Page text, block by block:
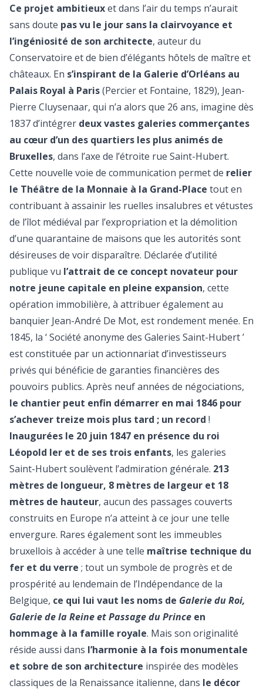
Ce projet ambitieuxet dans l’air du temps n’aurait
sans doute pas vu le jour sans la clairvoyance et
l’ingéniosité de son architecte, auteur du
Conservatoire et de bien d’élégants hôtels de maître et
châteaux. En s’inspirant de la Galerie d’Orléans au
Palais Royal à Paris(Percier et Fontaine, 1829), Jean-
Pierre Cluysenaar, qui n’a alors que 26 ans, imagine dès
1837 d’intégrer deux vastes galeries commerçantes
au cœur d’un des quartiers les plus animés de
Bruxelles, dans l’axe de l’étroite rue Saint-Hubert.
Cette nouvelle voie de communication permet de relier
le Théâtre de la Monnaie à la Grand-Place tout en
contribuant à assainir les ruelles insalubres et vétustes
de l’îlot médiéval par l’expropriation et la démolition
d’une quarantaine de maisons que les autorités sont
désireuses de voir disparaître. Déclarée d’utilité
publique vu l’attrait de ce concept novateur pour
notre jeune capitale en pleine expansion, cette
opération immobilière, à attribuer également au
banquier Jean-André De Mot, est rondement menée. En
1845, la ‘ Société anonyme des Galeries Saint-Hubert ’
est constituée par un actionnariat d’investisseurs
privés qui bénéficie de garanties financières des
pouvoirs publics. Après neuf années de négociations,
le chantier peut enfin démarrer en mai 1846 pour
s’achever treize mois plus tard ; un record !
Inaugurées le 20 juin 1847 en présence du roi
Léopold Ier et de ses trois enfants, les galeries
Saint-Hubert soulèvent l’admiration générale. 213
mètres de longueur, 8 mètres de largeur et 18
mètres de hauteur, aucun des passages couverts
construits en Europe n’a atteint à ce jour une telle
envergure. Rares également sont les immeubles
bruxellois à accéder à une telle maîtrise technique du
fer et du verre ; tout un symbole de progrès et de
prospérité au lendemain de l’Indépendance de la
Belgique, ce qui lui vaut les noms de Galerie du Roi,
Galerie de la Reine et Passage du Prince en
hommage à la famille royale. Mais son originalité
réside aussi dans l’harmonie à la fois monumentale
et sobre de son architecture inspirée des modèles
classiques de la Renaissance italienne, dans le décor